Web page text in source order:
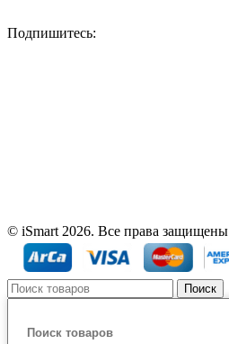
Подпишитесь:
© iSmart 2026. Все права защищены
Поиск